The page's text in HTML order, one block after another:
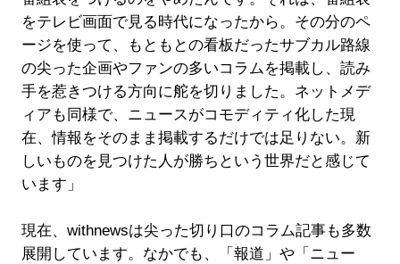
をテレビ画面で見る時代になったから。その分のペ
ージを使って、もともとの看板だったサブカル路線
の尖った企画やファンの多いコラムを掲載し、読み
手を惹きつける方向に舵を切りました。ネットメデ
ィアも同様で、ニュースがコモディティ化した現
在、情報をそのまま掲載するだけでは足りない。新
しいものを見つけた人が勝ちという世界だと感じて
います」
現在、withnewsは尖った切り口のコラム記事も多数
展開しています。なかでも、「報道」や「ニュー